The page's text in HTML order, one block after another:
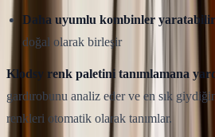
Daha uyumlu kombinler
doğal olarak birleşir
Klodsy renk paletini tanımlamana
gardırobunu analiz eder ve en sık
renkleri otomatik olarak tanımlar.